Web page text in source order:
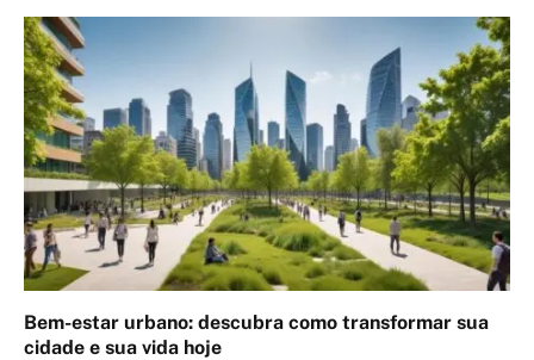
Bem-estar urbano: descubra como transformar sua
cidade e sua vida hoje